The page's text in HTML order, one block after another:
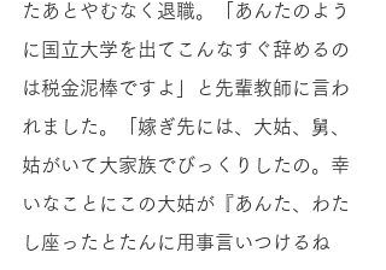
たあとやむなく退職。「あんたのよう
に国立大学を出てこんなすぐ辞めるの
は税金泥棒ですよ」と先輩教師に言わ
れました。「嫁ぎ先には、大姑、舅、
姑がいて大家族でびっくりしたの。幸
いなことにこの大姑が『あんた、わた
し座ったとたんに用事言いつけるね